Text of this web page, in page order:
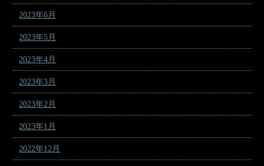
2023年6月
2023年5月
2023年4月
2023年3月
2023年2月
2023年1月
2022年12月